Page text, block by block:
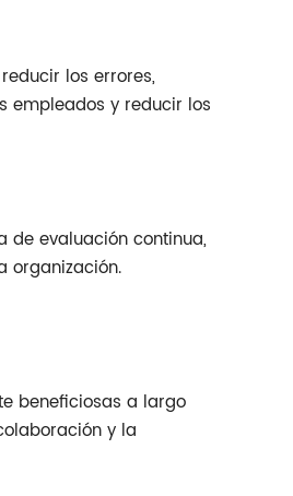
los errores,
empleados y reducir los
de evaluación continua,
organización.
beneficiosas a largo
y la